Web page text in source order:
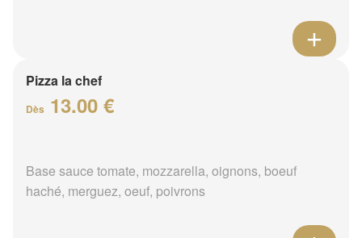
Pizza la chef
Dès 13.00 €
Base sauce tomate, mozzarella, oignons, boeuf
haché, merguez, oeuf, poivrons